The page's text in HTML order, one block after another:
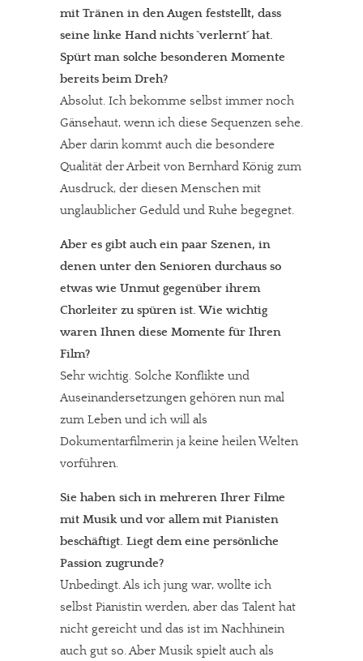
mit Tränen in den Augen feststellt, dass
seine linke Hand nichts `verlernt´ hat.
Spürt man solche besonderen Momente
bereits beim Dreh?
Absolut. Ich bekomme selbst immer noch
Gänsehaut, wenn ich diese Sequenzen sehe.
Aber darin kommt auch die besondere
Qualität der Arbeit von Bernhard König zum
Ausdruck, der diesen Menschen mit
unglaublicher Geduld und Ruhe begegnet.
Aber es gibt auch ein paar Szenen, in
denen unter den Senioren durchaus so
etwas wie Unmut gegenüber ihrem
Chorleiter zu spüren ist. Wie wichtig
waren Ihnen diese Momente für Ihren
Film?
Sehr wichtig. Solche Konflikte und
Auseinandersetzungen gehören nun mal
zum Leben und ich will als
Dokumentarfilmerin ja keine heilen Welten
vorführen.
Sie haben sich in mehreren Ihrer Filme
mit Musik und vor allem mit Pianisten
beschäftigt. Liegt dem eine persönliche
Passion zugrunde?
Unbedingt. Als ich jung war, wollte ich
selbst Pianistin werden, aber das Talent hat
nicht gereicht und das ist im Nachhinein
auch gut so. Aber Musik spielt auch als